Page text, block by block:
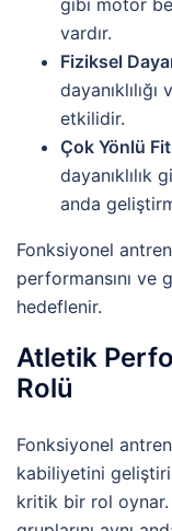
vardır.
Fiziksel
etkilidir.
Çok Yönlü
dayanıklılık
anda
Fonksiyonel
performansını ve
hedeflenir.
Atletik
Rolü
Fonksiyonel
kabiliyetini
kritik bir rol oynar.